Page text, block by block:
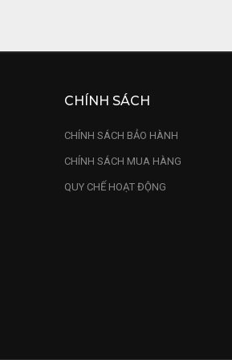
gió.
nhóm khắc với tuổi Thân nên nếu
tượng khỉ
CHÍNH SÁCH
CHÍNH SÁCH BẢO HÀNH
CHÍNH SÁCH MUA HÀNG
QUY CHẾ HOẠT ĐỘNG